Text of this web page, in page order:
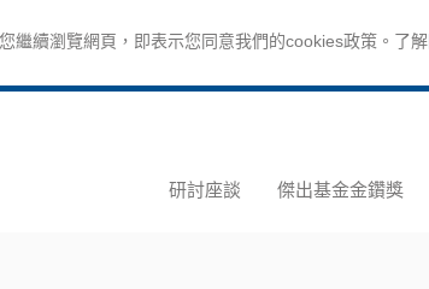
繼續瀏覽網頁，即表示您同意我們的cookies政策。了解
研討座談 傑出基金金鑽獎